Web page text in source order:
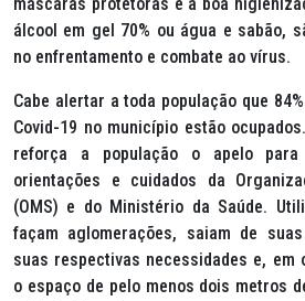
álcool em gel 70% ou água e sabão,
no enfrentamento e combate ao vírus.
Cabe alertar a toda população que
Covid-19 no município estão
reforça a população o apelo
orientações e cuidados da
(OMS) e do Ministério da Saúde.
façam aglomerações, saiam de
suas respectivas necessidades e, em
o espaço de pelo menos dois metros